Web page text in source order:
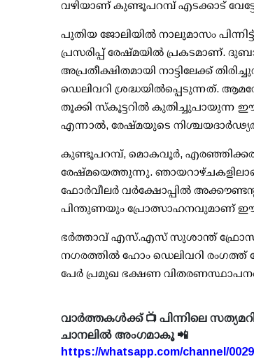
വഴിയാണ് കുണ്ടൂപറമ്പ് എടക്കാട്
പുതിയ ജോലിയില്‍ നാലുമാസം
പ്രസരിപ്പ് രേഷ്മയില്‍ പ്രകടമാണ്.
അപ്രതീക്ഷിതമായി നാട്ടിലേക്ക്
ഡെലിവറി ശ്രദ്ധയില്‍പ്പെടുന്നത്.
തൂക്കി സ്‌കൂട്ടറില്‍ കുതിച്ചുപായുന്ന ഈ
എന്നാല്‍, രേഷ്മയുടെ
കുണ്ടൂപറമ്പ്, മൊകവൂര്‍, എരഞ്ഞിക്കല്‍,
രേഷ്മയെത്തുന്നു.
ഫോര്‍വീലര്‍ വര്‍ക്ഷോപ്പില്‍
പിന്തുണയും പ്രോത്സാഹനവുമാണ് ഈ
ഭര്‍ത്താവ് എസ്.എസ് സുശാന്ത്
നഗരത്തില്‍ ഹോം ഡെലിവറി
പേര്‍ പ്രമുഖ ഭക്ഷണ
വാർത്തകൾക്ക് 📺 പിന്നിലെ
ചാനലിൽ അംഗമാകൂ 📲
https://whatsapp.com/channel/